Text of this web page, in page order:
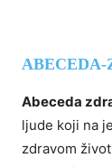
Abeceda
ljude koji na
zdravom